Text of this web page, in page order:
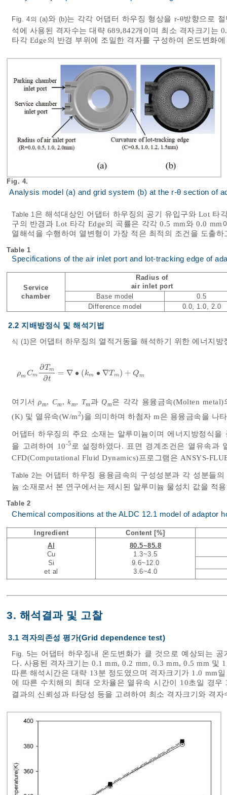
Fig. 4의 (a)와 (b)는 각각 어댑터 하우징 형상을 r-θ방향으로
석에 사용된 격자수는 대략 689,842개이며 최소 격자크기는
타각 Edge의 반경 부위에 조밀한 격자를 구성하여 온도변화
Fig. 4.
Analysis model (a) and grid system (b) at the r-θ section of
Table 1은 해석대상인 어댑터 하우징의 공기 유입구와 Lot 타
구의 반경과 Lot 타각 Edge의 곡률은 각각 0.5 mm와 0.0
열해석을 수행하여 열변형이 가장 적은 최적의 조건을 도출하
Table 1
Specifications of the air inlet port and lot-tracking edge of
Service
chamber
Radius of
air inlet port
Base model
0.5
Difference model
0.0, 1.0, 2.0
2.2 지배방정식 및 해석기법
식 (1)은 어댑터 하우징의 열적거동을 해석하기 위한 에너지방
ρm Cm
∂Tm
∂t
= ∇ ∙ ( km ∙ ∇Tm ) + Qm
ρmC m ∂T m ∂t=∇• km•∇Tm+Q
여기서ρm, Cm ,km, Tm과 Qm은 각각 용융금속(Molten metal)
(K) 및 열유속(W/m2)을 의미하며 하첨자 m은 용융금속을 나
어댑터 하우징의 주요 소재는 알루미늄이며 에너지방정식
을 고려하여 10-5 로 설정하였다. 표면 경계조건은 열유속과
CFD(Computational Fluid Dynamics)프로그램은 ANSYS-
Table 2는 어댑터 하우징 용융금속의 구성성분과 각 성분들
늄 소재로서 본 연구에서는 제시된 알루미늄 물성치 값을 적
Table 2
Chemical compositions at the ALDC 12.1 model of adaptor
Ingredient
Content [%]
Al
Cu
Si
et al
80.5~85.8
1.3~3.5
9.6~12.0
3.6~4.0
3. 해석결과 및 고찰
3.1 격자의존성 평가(Grid dependence test)
Fig. 5는 어댑터 하우징내 온도변화가 클 것으로 예상되는
다. 사용된 격자크기는 0.1 mm, 0.2 mm, 0.3 mm, 0.5 mm 및
따른 해석시간은 대략 13분 정도였으며 격자크기가 1.0 mm
에 따른 수치해의 최대 오차율은 열유속 시간이 10초일 경
결과의 신뢰성과 타당성 등을 고려하여 최소 격자크기와 격